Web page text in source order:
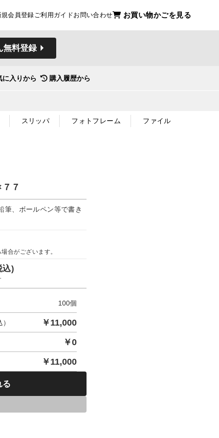
規会員登録ご利用ガイドお問い合わせ お買い物かごを見る
無料登録
に入りから 購入履歴から
スリッパ フォトフレーム ファイル
７
筆、ボールペン等で書き
合がございます。
込)
100個
￥ 11,000
￥0
￥ 11,000
る